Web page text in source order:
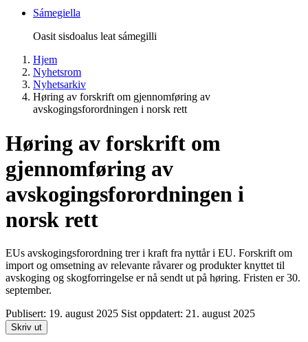
Sámegiella
Oasit sisdoalus leat sámegilli
Hjem
Nyhetsrom
Nyhetsarkiv
Høring av forskrift om gjennomføring av
avskogingsforordningen i norsk rett
Høring av forskrift om
gjennomføring av
avskogingsforordningen i
norsk rett
EUs avskogingsforordning trer i kraft fra nyttår i EU. Forskrift om
import og omsetning av relevante råvarer og produkter knyttet til
avskoging og skogforringelse er nå sendt ut på høring. Fristen er 30.
september.
Publisert: 19. august 2025 Sist oppdatert: 21. august 2025
Skriv ut